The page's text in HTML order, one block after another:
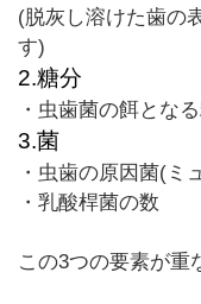
(脱灰し溶けた歯の
す)
2.糖分
・虫歯菌の餌とな
3.菌
・虫歯の原因菌(ミ
・乳酸桿菌の数
この3つの要素が重